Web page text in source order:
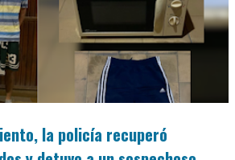
la policía recuperó